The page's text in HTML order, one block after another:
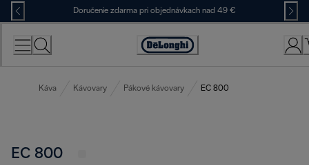
Skip
to
Content
Doručenie zdarma pri objednávkach nad 49 €
Accessibility
Káva Kávovary Pákové kávovary EC 800
EC 800